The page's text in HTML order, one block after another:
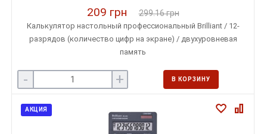
209 грн 299.16 грн
Калькулятор настольный профессиональный Brilliant / 12-
разрядов (количество цифр на экране) / двухуровневая
память
- + В КОРЗИНУ
АКЦИЯ